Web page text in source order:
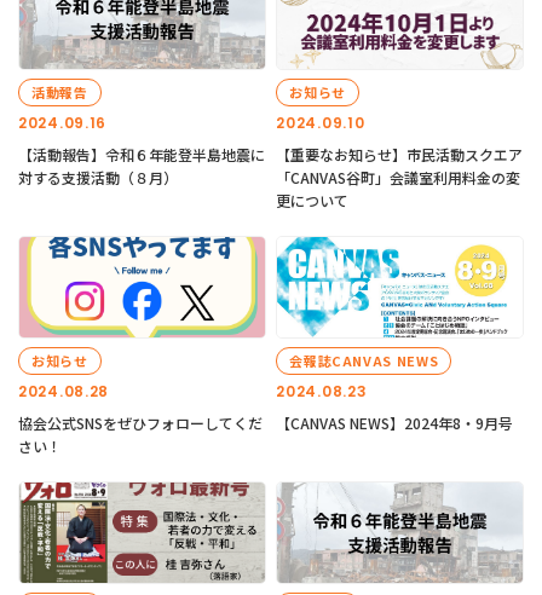
2024.09.16
活動報告
【活動報告】令和６年能登半島地震に
対する支援活動（８月）
2024.09.10
お知らせ
【重要なお知らせ】市民活動スクエア
「CANVAS谷町」会議室利用料金の変
更について
2024.08.28
お知らせ
協会公式SNSをぜひフォローしてくだ
さい！
2024.08.23
会報誌CANVAS NEWS
【CANVAS NEWS】2024年8・9月号